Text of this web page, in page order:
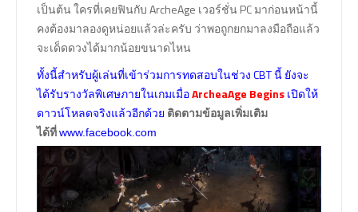
เป็นต้น ใครที่เคยฟินกับ ArcheAge เวอร์ชั่น PC มาก่อนหน้านี้
คงต้องมาลองดูหน่อยแล้วล่ะครับ ว่าพอถูกยกมาลงมือถือแล้ว
จะเด็ดดวงได้มากน้อยขนาดไหน
ทั้งนี้สำหรับผู้เล่นที่เข้าร่วมการทดสอบในช่วง CBT นี้ ยังจะ
ได้รับรางวัลพิเศษภายในเกมเมื่อArcheaAge Beginsเปิดให้
ดาวน์โหลดจริงแล้วอีกด้วย ติดตามข้อมูลเพิ่มเติม
ได้ที่www.facebook.com